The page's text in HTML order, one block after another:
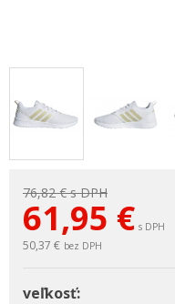
76,82 €s DPH
61,95 € s DPH
50,37 € bez DPH
veľkosť: